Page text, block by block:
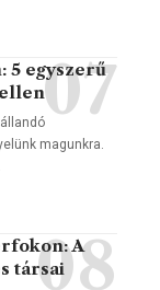
5 egyszerű
magunkra.
A
társai